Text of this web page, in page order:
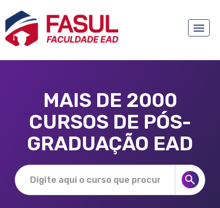
Toggle
MAIS DE 2000
CURSOS DE PÓS-
GRADUAÇÃO EAD